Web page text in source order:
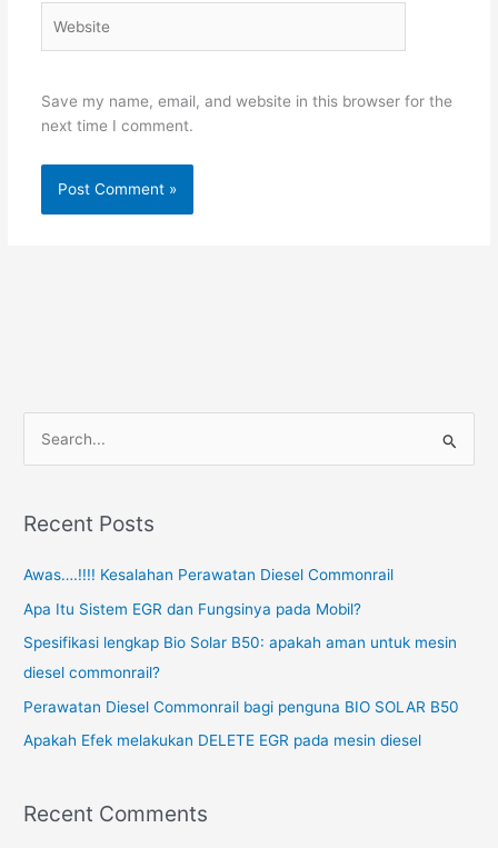
Save my name, email, and website in this browser for the
next time I comment.
r
o
r
:
Recent Posts
Awas….!!!! Kesalahan Perawatan Diesel Commonrail
Apa Itu Sistem EGR dan Fungsinya pada Mobil?
Spesifikasi lengkap Bio Solar B50: apakah aman untuk mesin
diesel commonrail?
Perawatan Diesel Commonrail bagi penguna BIO SOLAR B50
Apakah Efek melakukan DELETE EGR pada mesin diesel
Recent Comments